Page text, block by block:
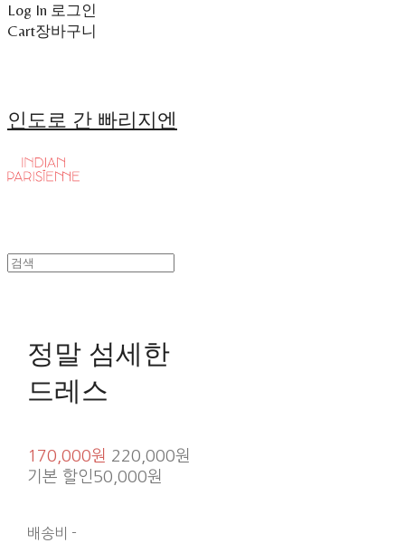
Log In 로그인
Cart장바구니
인도로 간 빠리지엔
정말 섬세한
드레스
170,000원 220,000원
기본 할인50,000원
배송비 -